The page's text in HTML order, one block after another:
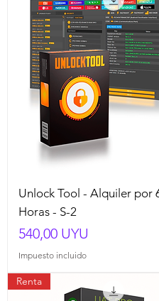
Unlock Tool - Alquiler por
Horas - S-2
Precio
540,00 UYU
Impuesto incluido
Renta